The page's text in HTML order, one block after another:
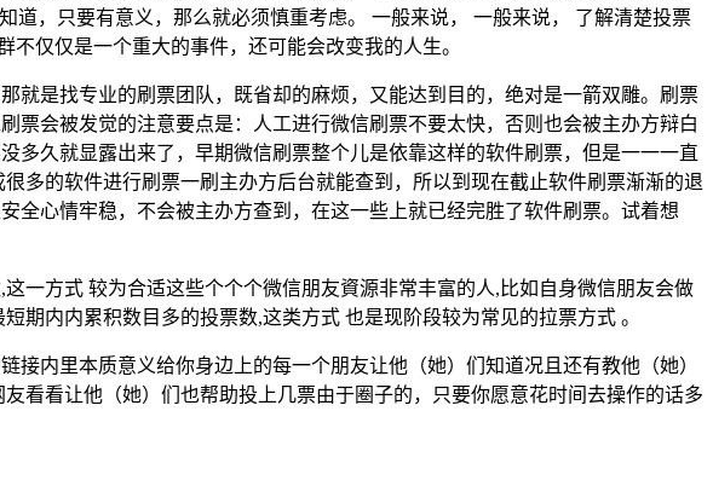
，只要有意义，那么就必须慎重考虑。 一般来说， 一般来说， 了解清楚投票
仅仅是一个重大的事件，还可能会改变我的人生。
就是找专业的刷票团队，既省却的麻烦，又能达到目的，绝对是一箭双雕。刷票
票会被发觉的注意要点是：人工进行微信刷票不要太快，否则也会被主办方辩白
多久就显露出来了，早期微信刷票整个儿是依靠这样的软件刷票，但是一一一直
多的软件进行刷票一刷主办方后台就能查到，所以到现在截止软件刷票渐渐的退
全心情牢稳，不会被主办方查到，在这一些上就已经完胜了软件刷票。试着想
一方式 较为合适这些个个个微信朋友資源非常丰富的人,比如自身微信朋友会做
期内内累积数目多的投票数,这类方式 也是现阶段较为常见的拉票方式 。
内里本质意义给你身边上的每一个朋友让他（她）们知道况且还有教他（她）
看看让他（她）们也帮助投上几票由于圈子的，只要你愿意花时间去操作的话多